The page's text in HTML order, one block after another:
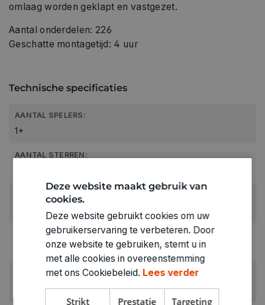
omlaag worden geklapt en vastgezet.
Aantal onderdelen: 226
Geschatte montagetijd: 4 uur
Technische specificaties
AANTAL SPELERS:
1+
AANTAL STERREN:
30 tot 75'
LEEFTIJD VANAF:
RUBRIEK:
Bouwen
Deze website maakt gebruik van
cookies.
Deze website gebruikt cookies om uw
gebruikerservaring te verbeteren. Door
onze website te gebruiken, stemt u in
met alle cookies in overeenstemming
met ons Cookiebeleid. Lees verder
Strikt Prestatie Targeting